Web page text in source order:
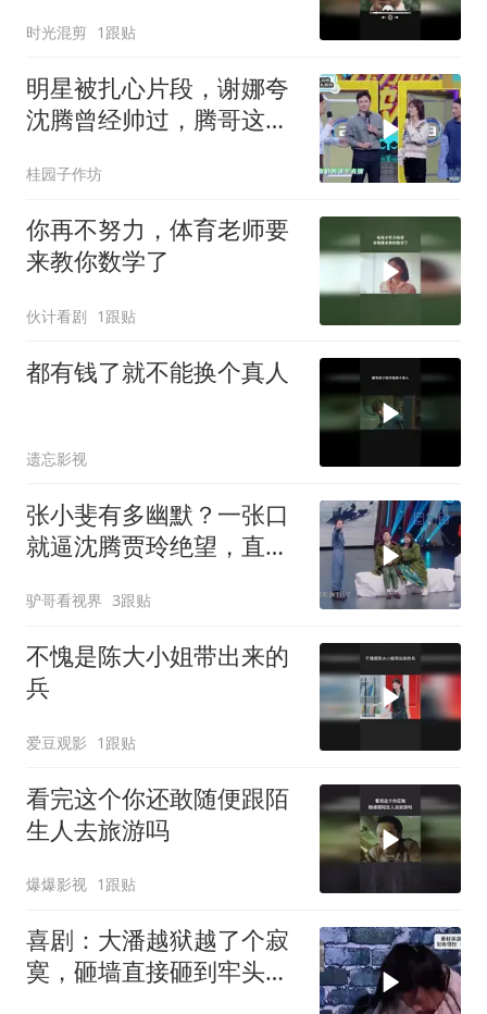
时光混剪 1跟贴
明星被扎心片段，谢娜夸
沈腾曾经帅过，腾哥这表
桂园子作坊
你再不努力，体育老师要
来教你数学了
伙计看剧 1跟贴
都有钱了就不能换个真人
遗忘影视
张小斐有多幽默？一张口
就逼沈腾贾玲绝望，直
驴哥看视界 3跟贴
不愧是陈大小姐带出来的
兵
爱豆观影 1跟贴
看完这个你还敢随便跟陌
生人去旅游吗
爆爆影视 1跟贴
喜剧：大潘越狱越了个寂
寞，砸墙直接砸到牢头面